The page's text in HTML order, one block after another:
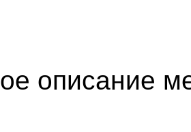
описание